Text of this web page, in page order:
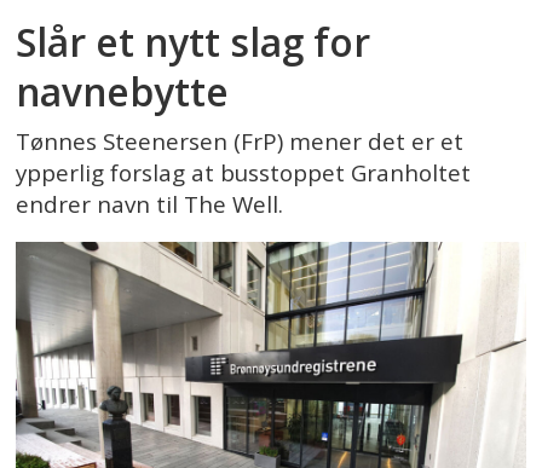
Slår et nytt slag for
navnebytte
Tønnes Steenersen (FrP) mener det er et
ypperlig forslag at busstoppet Granholtet
endrer navn til The Well.